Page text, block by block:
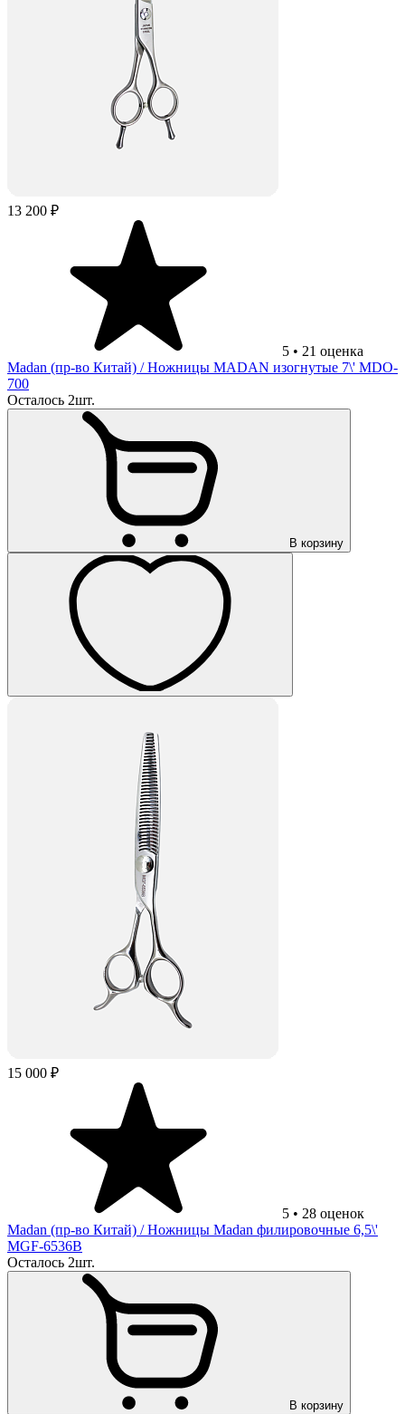
13 200 ₽
5 • 21 оценка
Madan (пр-во Китай) / Ножницы MADAN изогнутые 7\' MDO-
700
Осталось 2шт.
В корзину
15 000 ₽
5 • 28 оценок
Madan (пр-во Китай) / Ножницы Madan филировочные 6,5\'
MGF-6536B
Осталось 2шт.
В корзину